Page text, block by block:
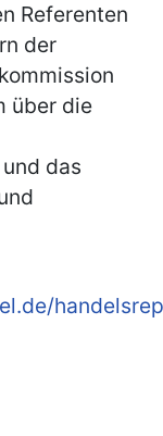
Referenten
der
über die
das